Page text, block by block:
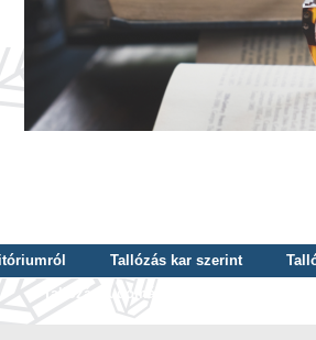
Tallózás kar szerint
Tallózás tudományterület szerint